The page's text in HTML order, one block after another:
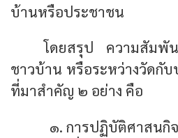
บ้านหรือประชาชน
โดยสรุป ความสัมพัน
ชาวบ้าน หรือระหว่างวัดกั
ที่มาสำคัญ ๒ อย่าง คือ
การปฏิบัติศาสนกิ